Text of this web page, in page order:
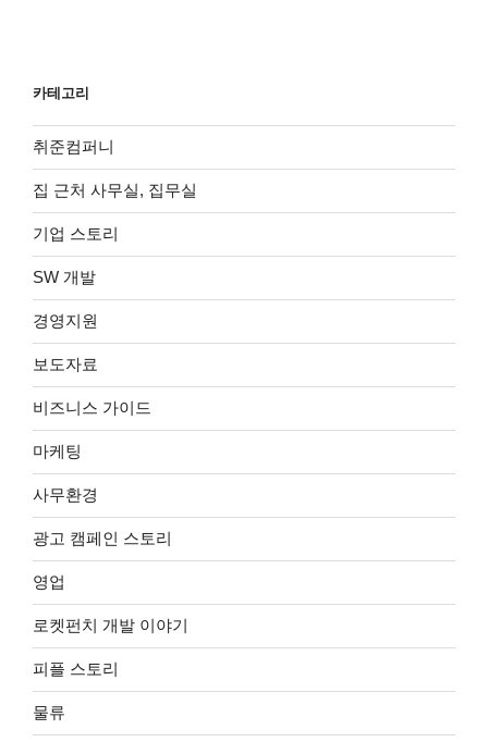
카테고리
취준컴퍼니
집 근처 사무실, 집무실
기업 스토리
SW 개발
경영지원
보도자료
비즈니스 가이드
마케팅
사무환경
광고 캠페인 스토리
영업
로켓펀치 개발 이야기
피플 스토리
물류